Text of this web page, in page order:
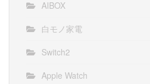
AIBOX
白モノ家電
Switch2
Apple Watch